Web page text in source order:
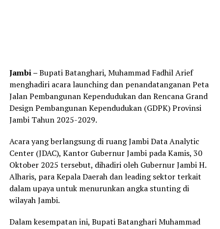
Jambi –Bupati Batanghari, Muhammad Fadhil Arief
menghadiri acara launching dan penandatanganan Peta
Jalan Pembangunan Kependudukan dan Rencana Grand
Design Pembangunan Kependudukan (GDPK) Provinsi
Jambi Tahun 2025-2029.
Acara yang berlangsung di ruang Jambi Data Analytic
Center (JDAC), Kantor Gubernur Jambi pada Kamis, 30
Oktober 2025 tersebut, dihadiri oleh Gubernur Jambi H.
Alharis, para Kepala Daerah dan leading sektor terkait
dalam upaya untuk menurunkan angka stunting di
wilayah Jambi.
‎Dalam kesempatan ini, Bupati Batanghari Muhammad